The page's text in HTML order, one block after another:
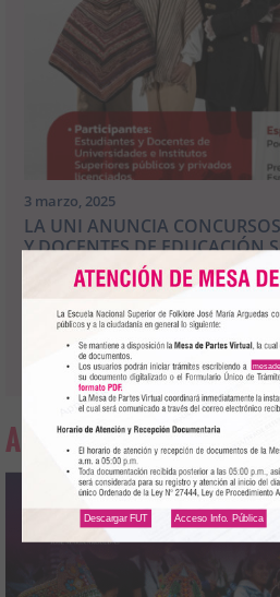
3 marzo, 2025
LA UNI ANUNCIA
Y DOCENTES DE EDUCACIÓN
La Universidad Nacional de Ingeniería
Leer más
AGENDA CULTURAL
Descargar FUT Acceso Info. Pública